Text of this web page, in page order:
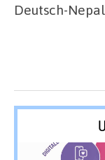
Deutsch-